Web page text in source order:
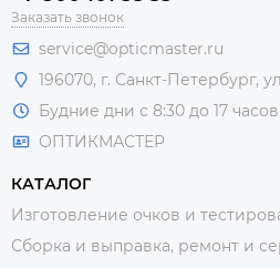
Заказать звонок
service@opticmaster.ru
196070, г. Санкт-Петербург,
Будние дни с 8:30 до 17
ОПТИКМАСТЕР
КАТАЛОГ
Изготовление очков и
Сборка и выправка, ремонт и